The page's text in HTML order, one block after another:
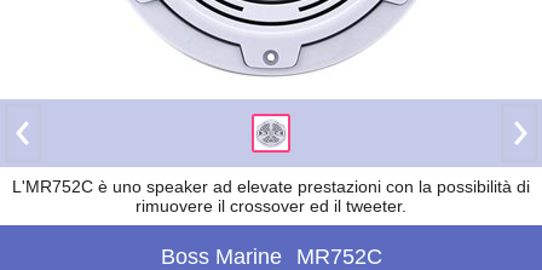
L'MR752C è uno speaker ad elevate prestazioni con la possibilità di
rimuovere il crossover ed il tweeter.
Boss Marine MR752C